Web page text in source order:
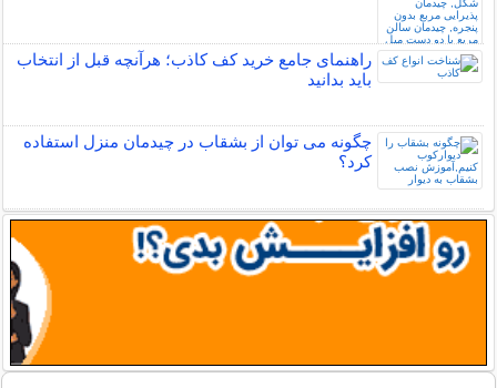
راهنمای جامع خرید کف کاذب؛ هرآنچه قبل از انتخاب
باید بدانید
چگونه می توان از بشقاب در چیدمان منزل استفاده
کرد؟